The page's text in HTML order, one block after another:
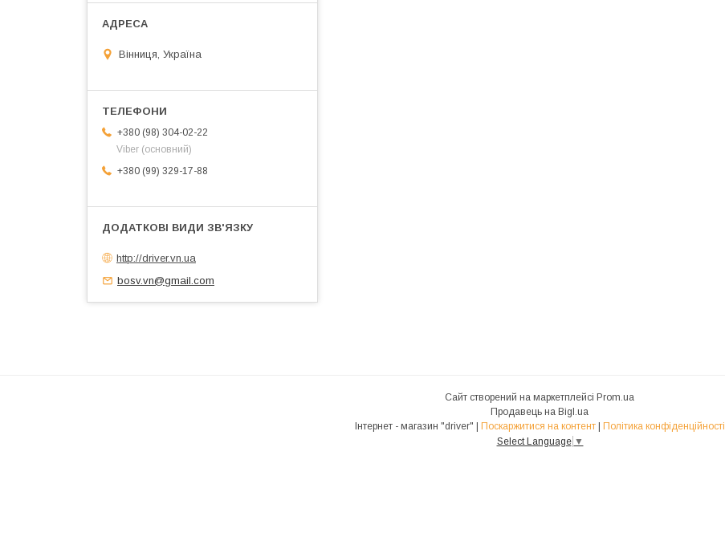
Вінниця, Україна
+380 (98) 304-02-22
Viber (основний)
+380 (99) 329-17-88
http://driver.vn.ua
bosv.vn@gmail.com
Сайт створений на маркетплейсі Prom.ua
Продавець на Bigl.ua
Інтернет - магазин "driver" | Поскаржитися на контент | Політика конфіденційності
Select Language ▼